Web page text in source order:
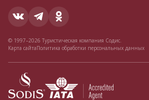
© 1997–2026 Туристическая компания Содис.
Карта сайтаПолитика обработки персональных данных